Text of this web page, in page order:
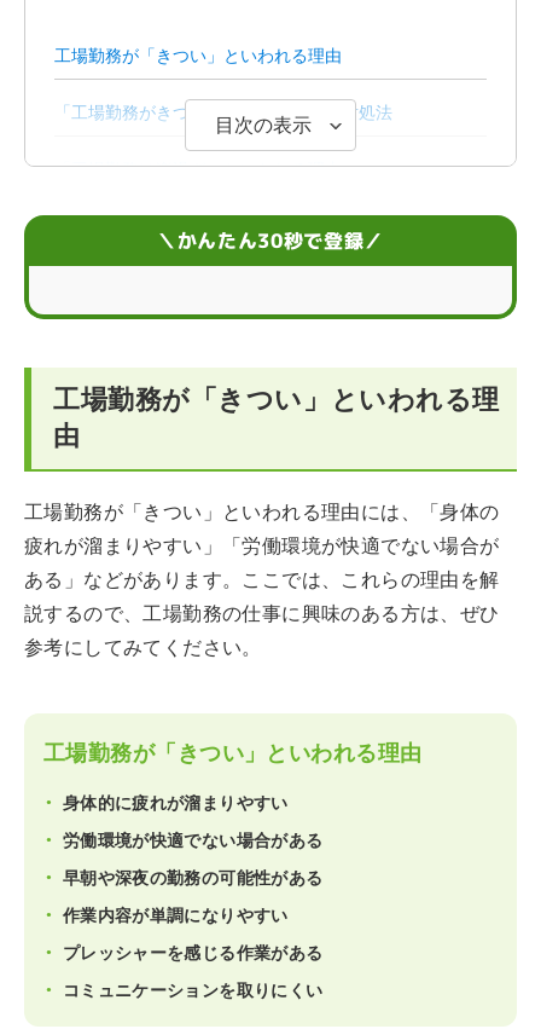
工場勤務が「きつい」といわれる理由
「工場勤務がきつい」と感じる場合の対処法
「工場勤務は楽過ぎ」といわれる理由
工場勤務に関するよくある疑問
目次の表示
＼かんたん30秒で登録／
工場勤務が「きつい」といわれる理
由
工場勤務が「きつい」といわれる理由には、「身体の
疲れが溜まりやすい」「労働環境が快適でない場合が
ある」などがあります。ここでは、これらの理由を解
説するので、工場勤務の仕事に興味のある方は、ぜひ
参考にしてみてください。
工場勤務が「きつい」といわれる理由
身体的に疲れが溜まりやすい
労働環境が快適でない場合がある
早朝や深夜の勤務の可能性がある
作業内容が単調になりやすい
プレッシャーを感じる作業がある
コミュニケーションを取りにくい